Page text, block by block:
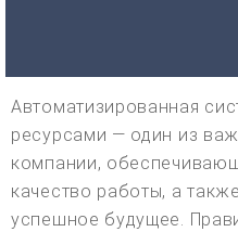
Автоматизированная
ресурсами — один из
компании,
качество работы, а
успешное будущее.